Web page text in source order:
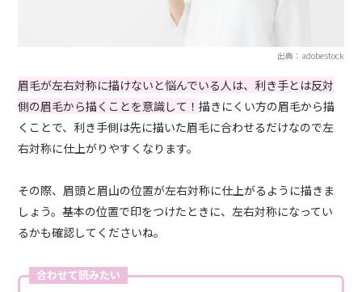
出典：adobestock
眉毛が左右対称に描けないと悩んでいる人は、利き手とは反対
側の眉毛から描くことを意識して！描きにくい方の眉毛から描
くことで、利き手側は先に描いた眉毛に合わせるだけなので左
右対称に仕上がりやすくなります。
その際、眉頭と眉山の位置が左右対称に仕上がるように描きま
しょう。基本の位置で印をつけたときに、左右対称になってい
るかも確認してくださいね。
合わせて読みたい